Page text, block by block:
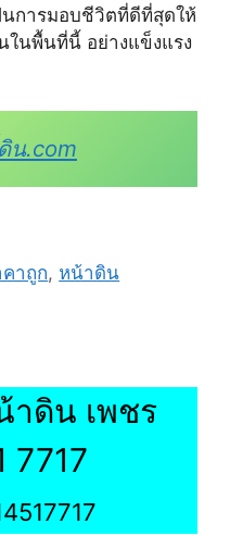
การมอบชีวิตที่ดีที่สุดให้
นพื้นที่นี้ อย่างแข็งแรง
น.com
าถูก, หน้าดิน
าดิน เพชร
7717